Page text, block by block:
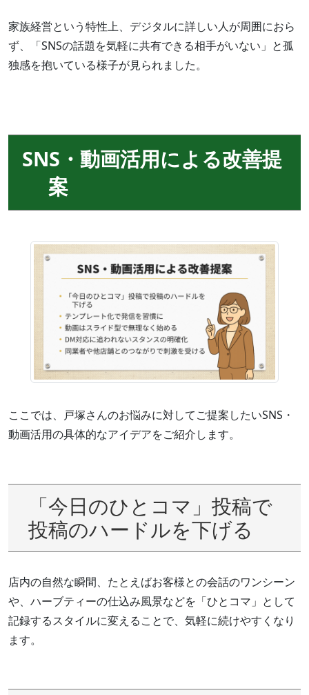
家族経営という特性上、デジタルに詳しい人が周囲におら
ず、「SNSの話題を気軽に共有できる相手がいない」と孤
独感を抱いている様子が見られました。
SNS・動画活用による改善提
案
ここでは、戸塚さんのお悩みに対してご提案したいSNS・
動画活用の具体的なアイデアをご紹介します。
「今日のひとコマ」投稿で
投稿のハードルを下げる
店内の自然な瞬間、たとえばお客様との会話のワンシーン
や、ハーブティーの仕込み風景などを「ひとコマ」として
記録するスタイルに変えることで、気軽に続けやすくなり
ます。